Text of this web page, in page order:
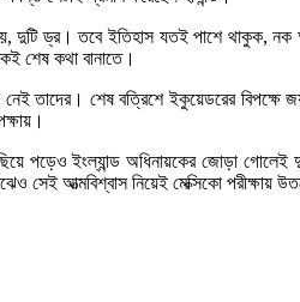
জয়, দুটি ড্র। তবে ইতিহাস যতই পাশে থাকুক,
শেষ কথা বানাতে।
তাদের। শেষ বত্রিশে ইকুয়েডরের বিপক্ষে
পড়েও ইংল্যান্ড অধিনায়কের জোড়া গোলেই
সেই আত্মবিশ্বাস নিয়েই মেক্সিকো পরীক্ষায়